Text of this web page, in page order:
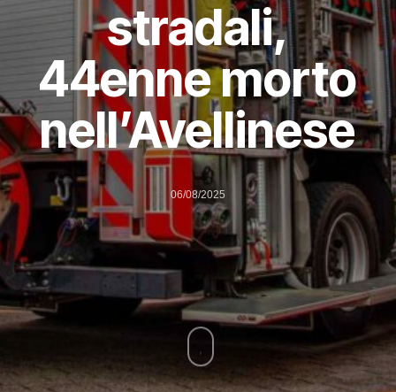
stradali,
44enne morto
nell’Avellinese
06/08/2025